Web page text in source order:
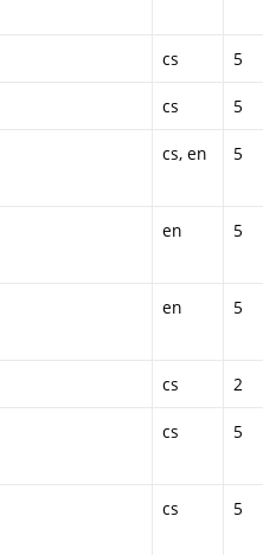
cs 5
cs 5
cs, en 5
en 5
en 5
cs 2
cs 5
cs 5